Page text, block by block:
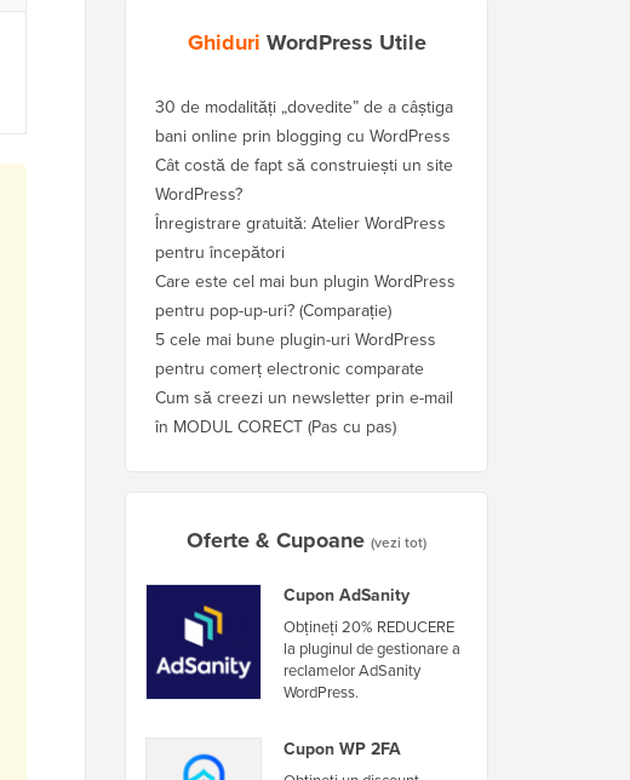
Ghiduri WordPress Utile
30 de modalități „dovedite” de a câștiga
bani online prin blogging cu WordPress
Cât costă de fapt să construiești un site
WordPress?
Înregistrare gratuită: Atelier WordPress
pentru începători
Care este cel mai bun plugin WordPress
pentru pop-up-uri? (Comparație)
5 cele mai bune plugin-uri WordPress
pentru comerț electronic comparate
Cum să creezi un newsletter prin e-mail
în MODUL CORECT (Pas cu pas)
Oferte & Cupoane (vezi tot)
Cupon AdSanity
Obțineți 20% REDUCERE
la pluginul de gestionare a
reclamelor AdSanity
WordPress.
Cupon WP 2FA